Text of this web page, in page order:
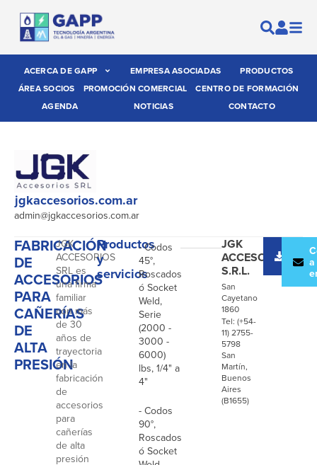
ACERCA DE GAPP EMPRESA ASOCIADAS
PRODUCTOS
ÁREA SOCIOS
PROMOCIÓN COMERCIAL
CENTRO DE FORMACIÓN
AGENDA
NOTICIAS CONTACTO
jgkaccesorios.com.ar
admin@jgkaccesorios.com.ar
FABRICACIÓN
DE
ACCESORIOS
PARA
CAÑERÍAS
DE
ALTA
PRESIÓN
JGK
ACCESORIOS
SRL es
una firma
familiar
con más
de 30
años de
trayectoria
en la
fabricación
de
accesorios
para
cañerías
de alta
presión
Productos
y
servicios
- Codos
45°,
Roscados
ó Socket
Weld,
Serie
(2000 -
3000 -
6000)
lbs, 1/4" a
4"
- Codos
90°,
Roscados
ó Socket
JGK
ACCESORIOS
S.R.L.
San
Cayetano
1860
Tel: (+54-
11) 2755-
5798
San
Martín,
Buenos
Aires
(B1655)